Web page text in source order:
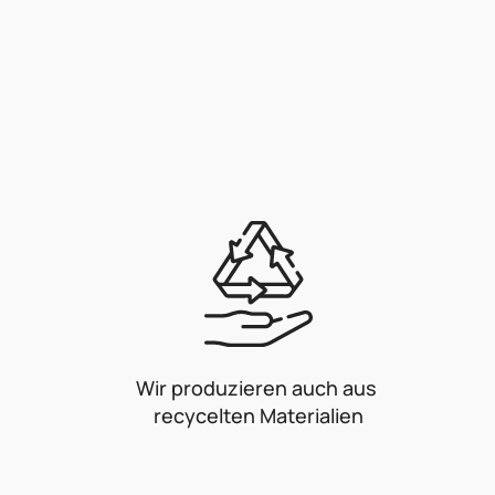
Wir produzieren auch aus
recycelten Materialien